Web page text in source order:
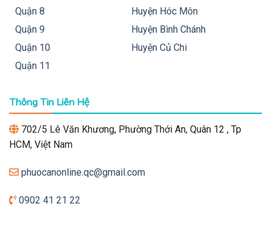
Quận 8
Quận 9
Quận 10
Quận 11
Huyện Hóc Môn
Huyện Bình Chánh
Huyện Củ Chi
Thông Tin Liên Hệ
702/5 Lê Văn Khương, Phường Thới An, Quân 12 , Tp
HCM, Việt Nam
phuocanonline.qc@gmail.com
0902 41 21 22